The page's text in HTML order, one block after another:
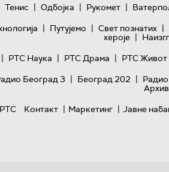
Тенис | Одбојка | Рукомет |
| Путујемо | Свет познатих |
хероје |
| РТС Наука | РТС Драма | РТС Живот
Београд 3 | Београд 202 |
Архив
РТС
Контакт | Маркетинг | Јавне